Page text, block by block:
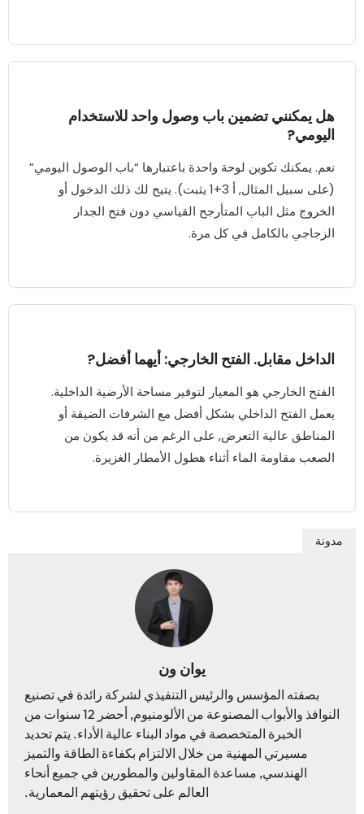
هل يمكنني تضمين باب وصول واحد للاستخدام
اليومي?
نعم. يمكنك تكوين لوحة واحدة باعتبارها “باب الوصول اليومي”
(على سبيل المثال, أ 3+1 يثبت). يتيح لك ذلك الدخول أو
الخروج مثل الباب المتأرجح القياسي دون فتح الجدار
الزجاجي بالكامل في كل مرة.
الداخل مقابل. الفتح الخارجي: أيهما أفضل?
الفتح الخارجي هو المعيار لتوفير مساحة الأرضية الداخلية.
يعمل الفتح الداخلي بشكل أفضل مع الشرفات الضيقة أو
المناطق عالية التعرض, على الرغم من أنه قد يكون من
الصعب مقاومة الماء أثناء هطول الأمطار الغزيرة.
مدونة
يوان ون
بصفته المؤسس والرئيس التنفيذي لشركة رائدة في تصنيع
النوافذ والأبواب المصنوعة من الألومنيوم, أحضر 12 سنوات من
الخبرة المتخصصة في مواد البناء عالية الأداء. يتم تحديد
مسيرتي المهنية من خلال الالتزام بكفاءة الطاقة والتميز
الهندسي, مساعدة المقاولين والمطورين في جميع أنحاء
العالم على تحقيق رؤيتهم المعمارية.